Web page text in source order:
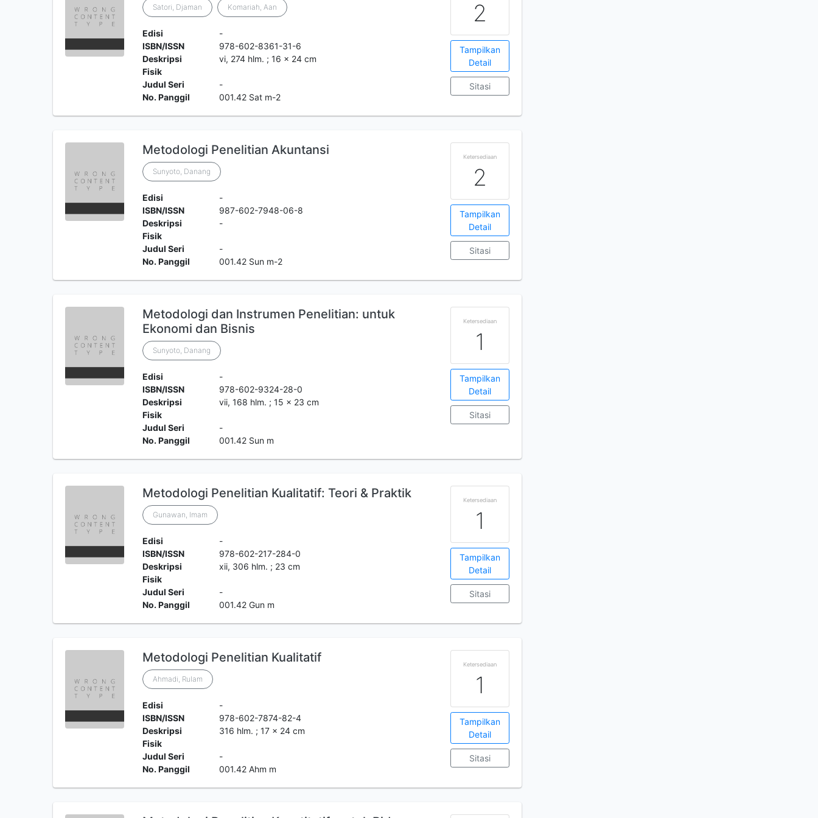
Satori, Djaman Komariah, Aan
Edisi
-
ISBN/ISSN
978-602-8361-31-6
Deskripsi
Fisik
vi, 274 hlm. ; 16 x 24 cm
Judul Seri
-
No. Panggil
001.42 Sat m-2
2
Tampilkan
Detail
Sitasi
Metodologi Penelitian Akuntansi
Sunyoto, Danang
Edisi
-
ISBN/ISSN
987-602-7948-06-8
Deskripsi
Fisik
-
Judul Seri
-
No. Panggil
001.42 Sun m-2
Ketersediaan
2
Tampilkan
Detail
Sitasi
Metodologi dan Instrumen Penelitian: untuk
Ekonomi dan Bisnis
Sunyoto, Danang
Edisi
-
ISBN/ISSN
978-602-9324-28-0
Deskripsi
Fisik
vii, 168 hlm. ; 15 x 23 cm
Judul Seri
-
No. Panggil
001.42 Sun m
Ketersediaan
1
Tampilkan
Detail
Sitasi
Metodologi Penelitian Kualitatif: Teori & Praktik
Gunawan, Imam
Edisi
-
ISBN/ISSN
978-602-217-284-0
Deskripsi
Fisik
xii, 306 hlm. ; 23 cm
Judul Seri
-
No. Panggil
001.42 Gun m
Ketersediaan
1
Tampilkan
Detail
Sitasi
Metodologi Penelitian Kualitatif
Ahmadi, Rulam
Edisi
-
ISBN/ISSN
978-602-7874-82-4
Deskripsi
Fisik
316 hlm. ; 17 x 24 cm
Judul Seri
-
No. Panggil
001.42 Ahm m
Ketersediaan
1
Tampilkan
Detail
Sitasi